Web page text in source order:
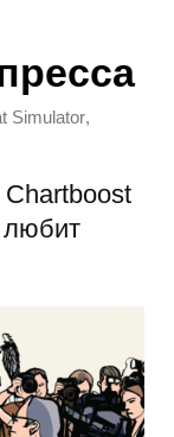
Simulator,
любит